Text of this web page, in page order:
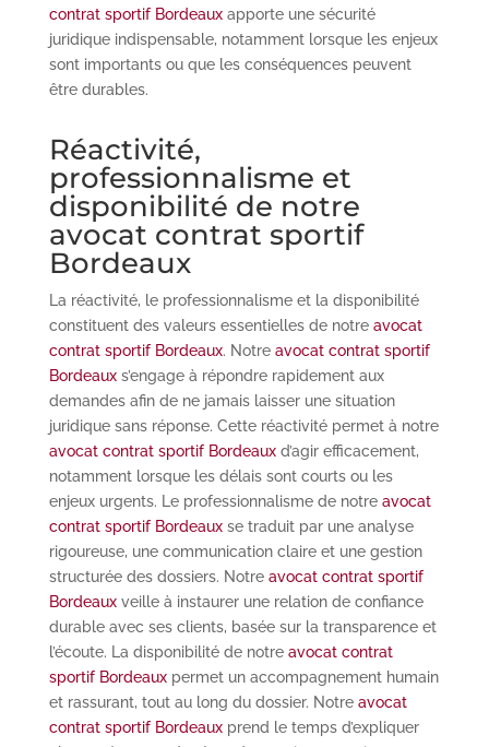
contrat sportif Bordeauxapporte une sécurité
juridique indispensable, notamment lorsque les enjeux
sont importants ou que les conséquences peuvent
être durables.
Réactivité,
professionnalisme et
disponibilité de notre
avocat contrat sportif
Bordeaux
La réactivité, le professionnalisme et la disponibilité
constituent des valeurs essentielles de notre avocat
contrat sportif Bordeaux. Notre avocat contrat sportif
Bordeauxs’engage à répondre rapidement aux
demandes afin de ne jamais laisser une situation
juridique sans réponse. Cette réactivité permet à notre
avocat contrat sportif Bordeauxd’agir efficacement,
notamment lorsque les délais sont courts ou les
enjeux urgents. Le professionnalisme de notre avocat
contrat sportif Bordeauxse traduit par une analyse
rigoureuse, une communication claire et une gestion
structurée des dossiers. Notre avocat contrat sportif
Bordeauxveille à instaurer une relation de confiance
durable avec ses clients, basée sur la transparence et
l’écoute. La disponibilité de notre avocat contrat
sportif Bordeauxpermet un accompagnement humain
et rassurant, tout au long du dossier. Notre avocat
contrat sportif Bordeauxprend le temps d’expliquer